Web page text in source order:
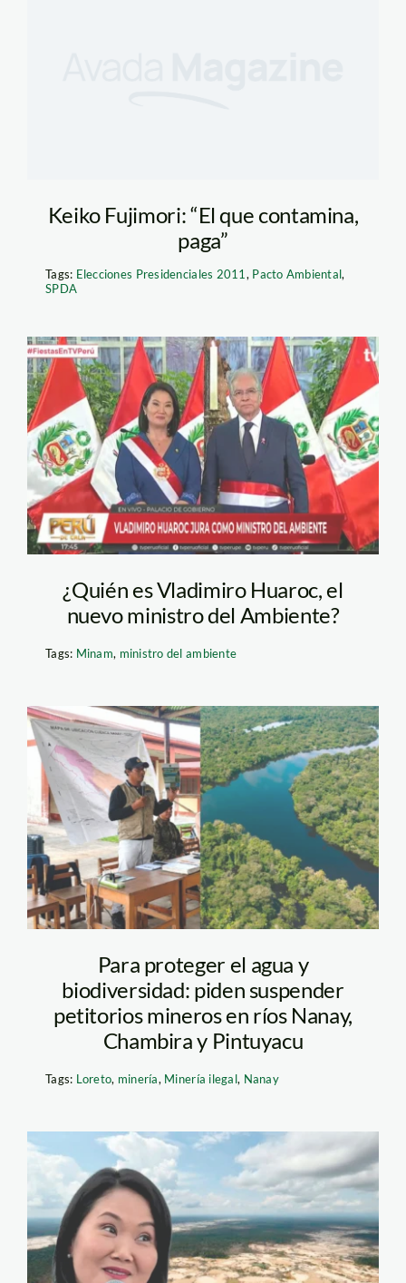
Keiko Fujimori: “El que contamina,
paga”
Tags: Elecciones Presidenciales 2011, Pacto Ambiental,
SPDA
vladimiro-huaroc—tv-
peru
¿Quién es Vladimiro Huaroc, el
nuevo ministro del Ambiente?
Tags: Minam, ministro del ambiente
nanay—mineria—
grade—spda
Para proteger el agua y
biodiversidad: piden suspender
petitorios mineros en ríos Nanay,
Chambira y Pintuyacu
Tags: Loreto, minería, Minería ilegal, Nanay
keiko-fujimori—
mineria-ilegal—spda